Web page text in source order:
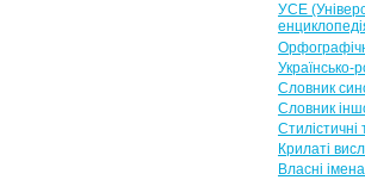
УСЕ
Українсько-
Словник
Словник
Стилістичні
Крилаті
Власні